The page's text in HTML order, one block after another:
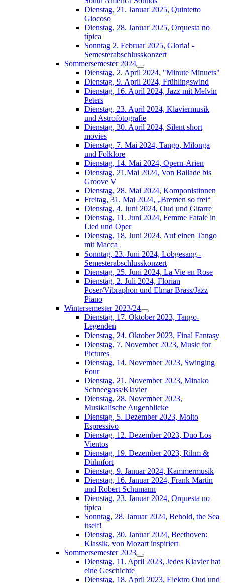
Dienstag, 21. Januar 2025, Quintetto
Giocoso
Dienstag, 28. Januar 2025, Orquesta no
típica
Sonntag 2. Februar 2025, Gloria! -
Semesterabschlusskonzert
Sommersemester 2024
Dienstag, 2. April 2024, "Minute Minuets"
Dienstag, 9. April 2024, Frühlingswind
Dienstag, 16. April 2024, Jazz mit Melvin
Peters
Dienstag, 23. April 2024, Klaviermusik
und Astrofotografie
Dienstag, 30. April 2024, Silent short
movies
Dienstag, 7. Mai 2024, Tango, Milonga
und Folklore
Dienstag, 14. Mai 2024, Opern-Arien
Dienstag, 21.Mai 2024, Von Ballade bis
Groove V
Dienstag, 28. Mai 2024, Komponistinnen
Freitag, 31. Mai 2024, „Bremen so frei“
Dienstag, 4. Juni 2024, Oud und Gitarre
Dienstag, 11. Juni 2024, Femme Fatale in
Lied und Oper
Dienstag, 18. Juni 2024, Auf einen Tango
mit Macca
Sonntag, 23. Juni 2024, Lobgesang -
Semesterabschlusskonzert
Dienstag, 25. Juni 2024, La Vie en Rose
Dienstag, 2. Juli 2024, Florian
Poser/Vibraphon und Elmar Brass/Jazz
Piano
Wintersemester 2023/24
Dienstag, 17. Oktober 2023, Tango-
Legenden
Dienstag, 24. Oktober 2023, Final Fantasy
Dienstag, 7. November 2023, Music for
Pictures
Dienstag, 14. November 2023, Swinging
Four
Dienstag, 21. November 2023, Minako
Schneegass/Klavier
Dienstag, 28. November 2023,
Musikalische Augenblicke
Dienstag, 5. Dezember 2023, Molto
Espressivo
Dienstag, 12. Dezember 2023, Duo Los
Vientos
Dienstag, 19. Dezember 2023, Rihm &
Dühnfort
Dienstag, 9. Januar 2024, Kammermusik
Dienstag, 16. Januar 2024, Frank Martin
und Robert Schumann
Dienstag, 23. Januar 2024, Orquesta no
típica
Sonntag, 28. Januar 2024, Behold, the Sea
itself!
Dienstag, 30. Januar 2024, Beethoven:
Klassik, von Mozart inspiriert
Sommersemester 2023
Dienstag, 11. April 2023, Jedes Klavier hat
eine Geschichte
Dienstag, 18. April 2023, Elektro Oud und